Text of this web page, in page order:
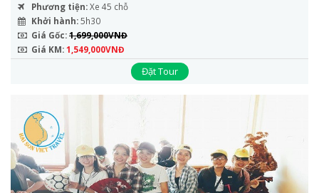
Phương tiện:Xe 45 chỗ
Khởi hành:5h30
Giá Gốc:1,699,000VNĐ
Giá KM:1,549,000VNĐ
Đặt Tour